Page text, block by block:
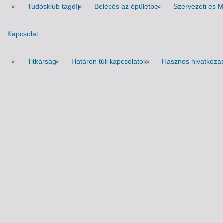
Tudósklub tagdíj Belépés az épületbe Szervezeti és
Kapcsolat
Titkárság Határon túli kapcsolatok Hasznos